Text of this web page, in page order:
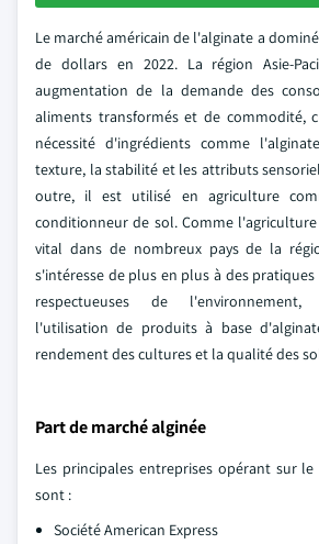
Le marché américain de l'alginate a
de dollars en 2022. La région Asie-
augmentation de la demande des
aliments transformés et de commodité,
nécessité d'ingrédients comme
texture, la stabilité et les attributs
outre, il est utilisé en agriculture
conditionneur de sol. Comme
vital dans de nombreux pays de la
s'intéresse de plus en plus à des
respectueuses de
l'utilisation de produits à base
rendement des cultures et la qualité des
Part de marché alginée
Les principales entreprises opérant sur
sont :
Société American Express